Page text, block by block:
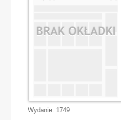
Wydanie: 1749